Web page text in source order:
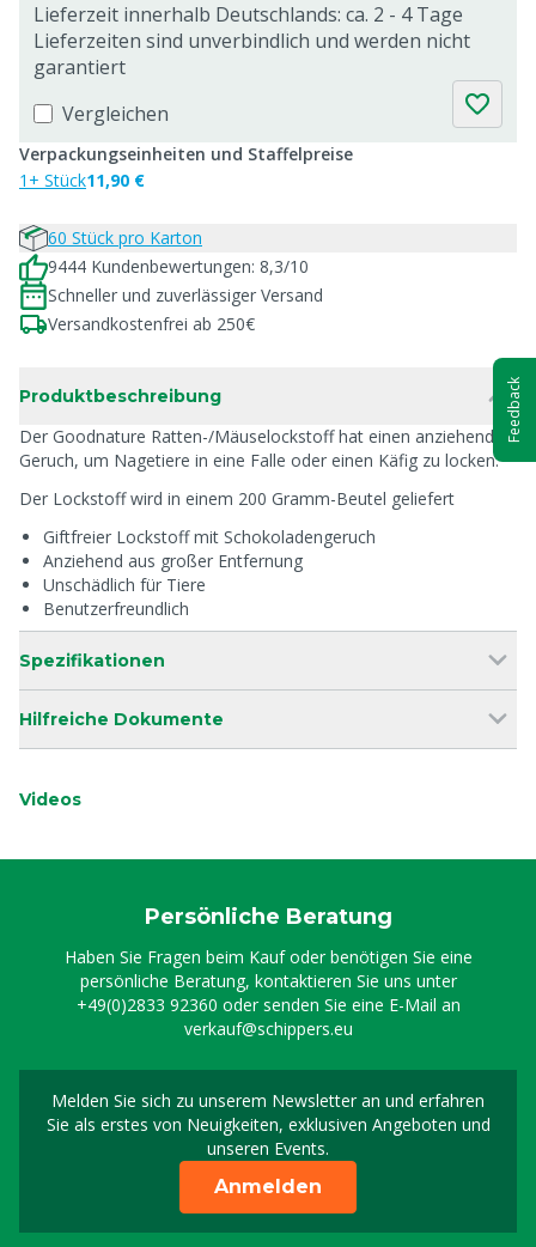
Lieferzeit innerhalb Deutschlands: ca. 2 - 4 Tage
Lieferzeiten sind unverbindlich und werden nicht
garantiert
Vergleichen
Verpackungseinheiten und Staffelpreise
1+ Stück11,90 €
60 Stück pro Karton
9444 Kundenbewertungen: 8,3/10
Schneller und zuverlässiger Versand
Versandkostenfrei ab 250€
Produktbeschreibung
Der Goodnature Ratten-/Mäuselockstoff hat einen anziehenden
Geruch, um Nagetiere in eine Falle oder einen Käfig zu locken.
Der Lockstoff wird in einem 200 Gramm-Beutel geliefert
Giftfreier Lockstoff mit Schokoladengeruch
Anziehend aus großer Entfernung
Unschädlich für Tiere
Benutzerfreundlich
Spezifikationen
Hilfreiche Dokumente
Videos
Persönliche Beratung
Haben Sie Fragen beim Kauf oder benötigen Sie eine
persönliche Beratung, kontaktieren Sie uns unter
+49(0)2833 92360 oder senden Sie eine E-Mail an
verkauf@schippers.eu
Melden Sie sich zu unserem Newsletter an und erfahren
Sie als erstes von Neuigkeiten, exklusiven Angeboten und
unseren Events.
Melden Sie sich für
Anmelden
Feedback